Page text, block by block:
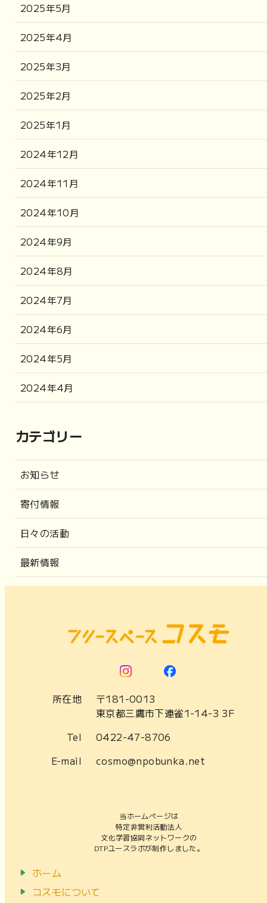
2025年5月
2025年4月
2025年3月
2025年2月
2025年1月
2024年12月
2024年11月
2024年10月
2024年9月
2024年8月
2024年7月
2024年6月
2024年5月
2024年4月
カテゴリー
お知らせ
寄付情報
日々の活動
最新情報
所在地
〒181-0013
東京都三鷹市下連雀1-14-3 3F
Tel
0422-47-8706
E-mail
cosmo@npobunka.net
当ホームページは
特定非営利活動法人
文化学習協同ネットワークの
DTPユースラボが制作しました。
ホーム
コスモについて